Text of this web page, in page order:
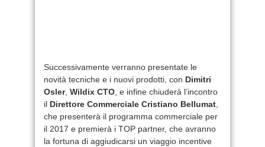
Successivamente verranno presentate le
novità tecniche e i nuovi prodotti, con Dimitri
Osler, Wildix CTO , e infine chiuderà l’incontro
il Direttore Commerciale Cristiano Bellumat
che presenterà il programma commerciale per
il 2017 e premierà i TOP partner, che avranno
la fortuna di aggiudicarsi un viaggio incentive